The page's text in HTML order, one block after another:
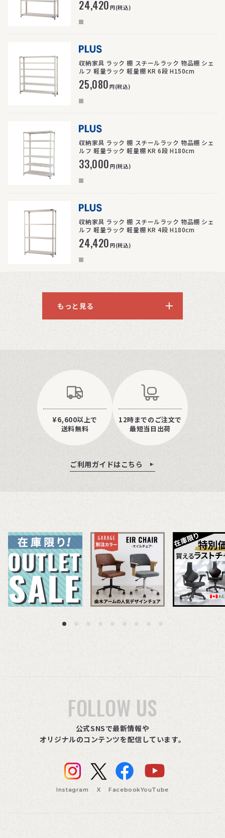
24,420円(税込)
>
収納家具 ラック 棚 スチールラック 物品棚 シェ
ルフ 軽量ラック 軽量棚 KR 6段 H150cm
25,080円(税込)
>
収納家具 ラック 棚 スチールラック 物品棚 シェ
ルフ 軽量ラック 軽量棚 KR 6段 H180cm
33,000円(税込)
>
収納家具 ラック 棚 スチールラック 物品棚 シェ
ルフ 軽量ラック 軽量棚 KR 4段 H180cm
24,420円(税込)
もっと見る
¥6,600以上で
送料無料
12時までのご注文で
最短当日出荷
ご利用ガイドはこちら
FOLLOW US
公式SNSで最新情報や
オリジナルのコンテンツを配信しています。
Instagram X FacebookYouTube